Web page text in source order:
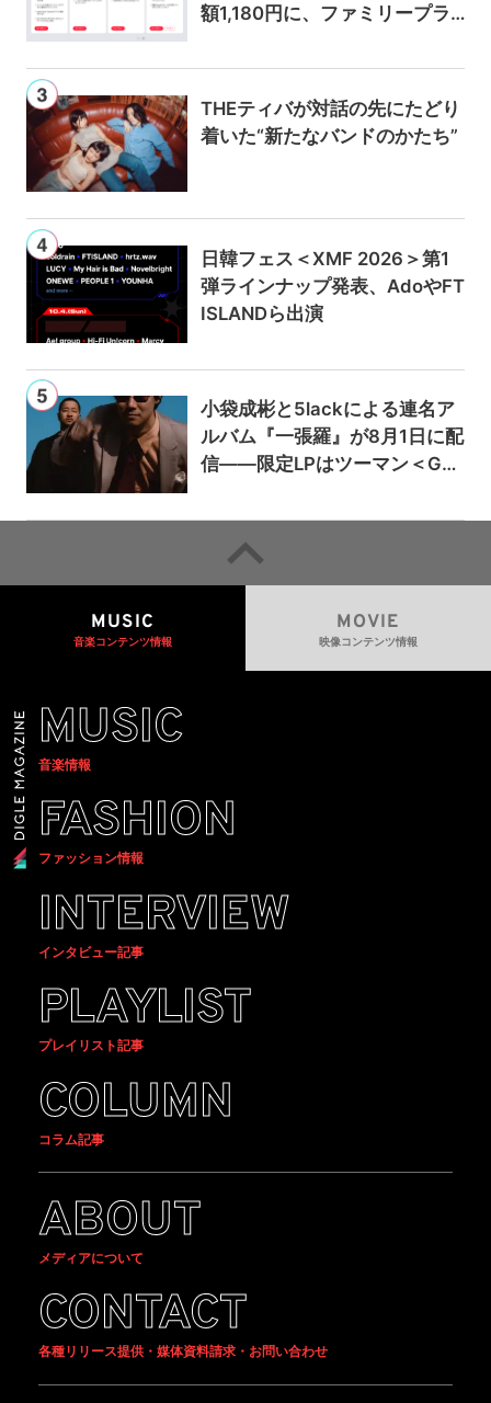
額1,180円に、ファミリープラ
THEティバが対話の先にたどり
着いた“新たなバンドのかたち”
日韓フェス＜XMF 2026＞第1
弾ラインナップ発表、AdoやFT
ISLANDら出演
小袋成彬と5lackによる連名ア
ルバム『一張羅』が8月1日に配
信——限定LPはツーマン＜Gai
MUSIC
音楽コンテンツ情報
MOVIE
映像コンテンツ情報
MUSIC
音楽情報
FASHION
ファッション情報
INTERVIEW
インタビュー記事
PLAYLIST
プレイリスト記事
COLUMN
コラム記事
ABOUT
メディアについて
CONTACT
各種リリース提供・媒体資料請求・お問い合わせ